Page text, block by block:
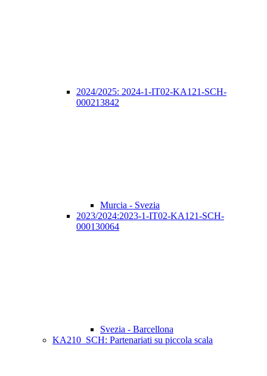
2024/2025: 2024-1-IT02-KA121-SCH-
000213842
Murcia - Svezia
2023/2024:2023-1-IT02-KA121-SCH-
000130064
Svezia - Barcellona
KA210_SCH: Partenariati su piccola scala